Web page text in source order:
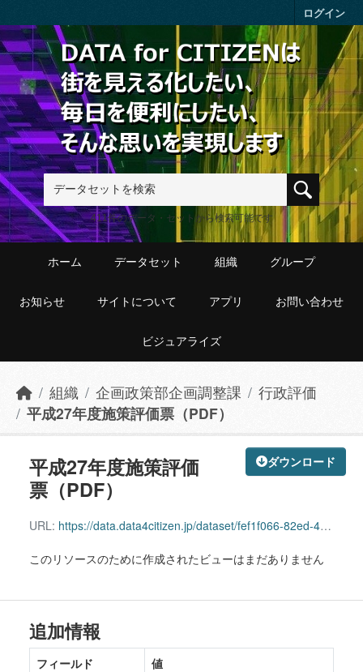
ログイン
411件のデータ・セットから検索可能です
ホーム データセット 組織 グループ
お知らせ サイトについて アプリ お問い合わせ
ビジュアライズ
組織 企画政策部企画調整課
行政評価
平成27年度施策評価票（PDF）
ダウンロード
平成27年度施策評価
票（PDF）
URL: https://data.data4citizen.jp/dataset/fef1f066-82ed-489d-8950-d018ce9d0e8e/resource/3f314ace-bcf1-450d-8aa9-ba091eff17b6/download/10000031.zip
このリソースのために作成されたビューはまだありません
追加情報
フィールド
値